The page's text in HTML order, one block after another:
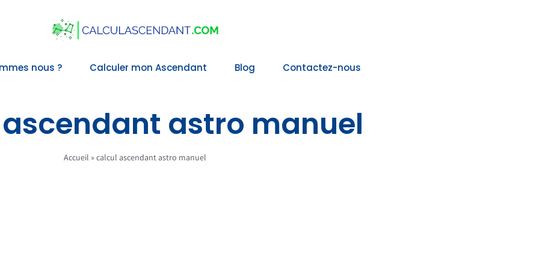
nous ? Calculer mon Ascendant Blog Contactez-nous
astro manuel
Accueil »calcul ascendant astro manuel